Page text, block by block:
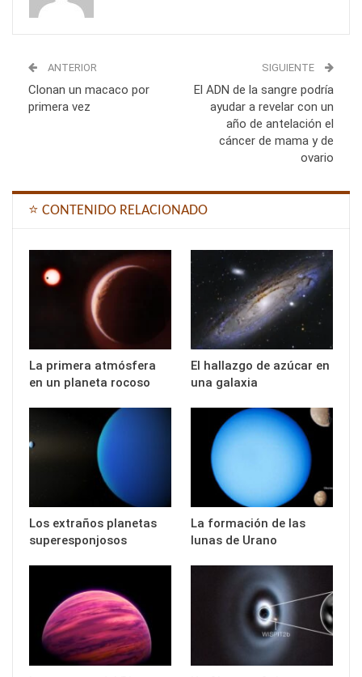
ANTERIOR
Clonan un macaco por
primera vez
SIGUIENTE
El ADN de la sangre podría
ayudar a revelar con un
año de antelación el
cáncer de mama y de
ovario
⭐ CONTENIDO RELACIONADO
La primera atmósfera
en un planeta rocoso
El hallazgo de azúcar en
una galaxia
Los extraños planetas
superesponjosos
La formación de las
lunas de Urano